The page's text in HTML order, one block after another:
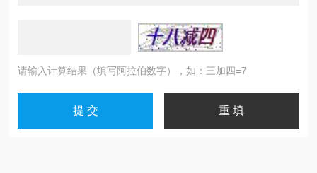
请输入计算结果（填写阿拉伯数字），如：三加四=7